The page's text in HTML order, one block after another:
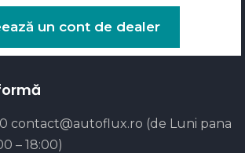
un cont de dealer
contact@autoflux.ro (de Luni pana
– 18:00)